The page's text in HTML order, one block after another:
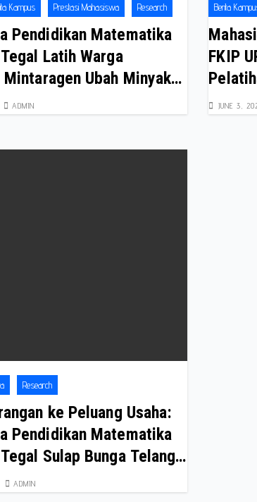
Kampus Prestasi Mahasiswa Research
Pendidikan Matematika
Latih Warga
Mintaragen Ubah Minyak
Sabun Bernilai
ADMIN
Berita
FKIP
Tebu
JUNE 3,
Research
ke Peluang Usaha:
Pendidikan Matematika
Sulap Bunga Telang
Bernilai Ekonomi
ADMIN